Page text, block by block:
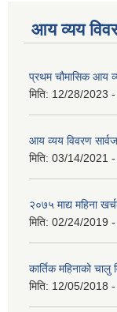
आय व्यय
प्रथम चौमासिक आय
मिति: 12/28/2023
आय व्यय विवरण
मिति: 03/14/2021
२०७५ माद्य महिना
मिति: 02/24/2019
कार्तिक महिनाको
मिति: 12/05/2018